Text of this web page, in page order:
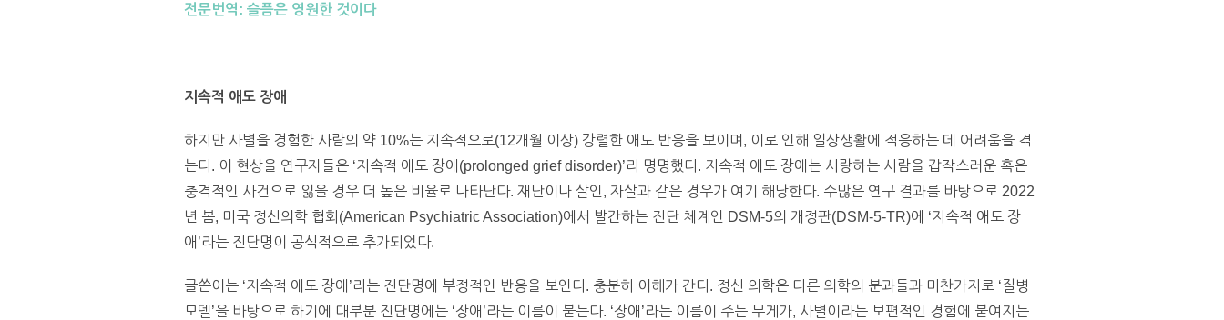
전문번역: 슬픔은 영원한 것이다
지속적 애도 장애
하지만 사별을 경험한 사람의 약 10%는 지속적으로(12개월 이상) 강렬한 애도 반응을 보이며, 이로 인해 일상생활에 적응하는 데 어려움을 겪
는다. 이 현상을 연구자들은 ‘지속적 애도 장애(prolonged grief disorder)’라 명명했다. 지속적 애도 장애는 사랑하는 사람을 갑작스러운 혹은
충격적인 사건으로 잃을 경우 더 높은 비율로 나타난다. 재난이나 살인, 자살과 같은 경우가 여기 해당한다. 수많은 연구 결과를 바탕으로 2022
년 봄, 미국 정신의학 협회(American Psychiatric Association)에서 발간하는 진단 체계인 DSM-5의 개정판(DSM-5-TR)에 ‘지속적 애도 장
애’라는 진단명이 공식적으로 추가되었다.
글쓴이는 ‘지속적 애도 장애’라는 진단명에 부정적인 반응을 보인다. 충분히 이해가 간다. 정신 의학은 다른 의학의 분과들과 마찬가지로 ‘질병
모델’을 바탕으로 하기에 대부분 진단명에는 ‘장애’라는 이름이 붙는다. ‘장애’라는 이름이 주는 무게가, 사별이라는 보편적인 경험에 붙여지는